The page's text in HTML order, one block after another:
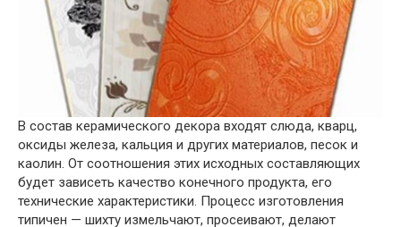
В состав керамического декора входят слюда, кварц,
оксиды железа, кальция и других материалов, песок и
каолин. От соотношения этих исходных составляющих
будет зависеть качество конечного продукта, его
технические характеристики. Процесс изготовления
типичен — шихту измельчают, просеивают, делают